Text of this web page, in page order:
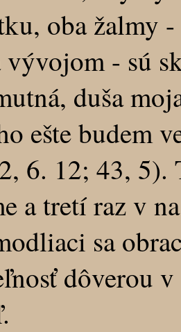
oba žalmy
- sú
duša
ešte budem
6. 12; 43, 5).
a tretí raz v
sa
dôverou